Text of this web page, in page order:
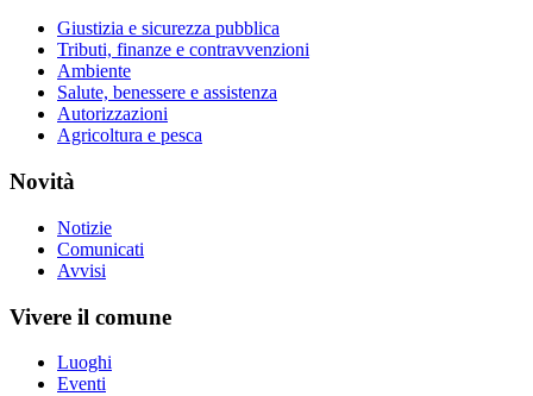
Giustizia e sicurezza pubblica
Tributi, finanze e contravvenzioni
Ambiente
Salute, benessere e assistenza
Autorizzazioni
Agricoltura e pesca
Novità
Notizie
Comunicati
Avvisi
Vivere il comune
Luoghi
Eventi